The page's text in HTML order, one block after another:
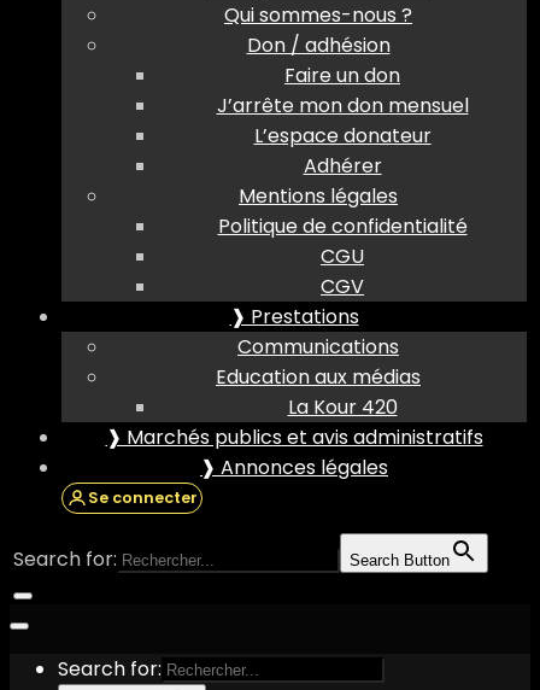
Qui sommes-nous ?
Don / adhésion
Faire un don
J’arrête mon don mensuel
L’espace donateur
Adhérer
Mentions légales
Politique de confidentialité
CGU
CGV
❱ Prestations
Communications
Education aux médias
La Kour 420
❱ Marchés publics et avis administratifs
❱ Annonces légales
Se connecter
Search for: Search Button
Search for: